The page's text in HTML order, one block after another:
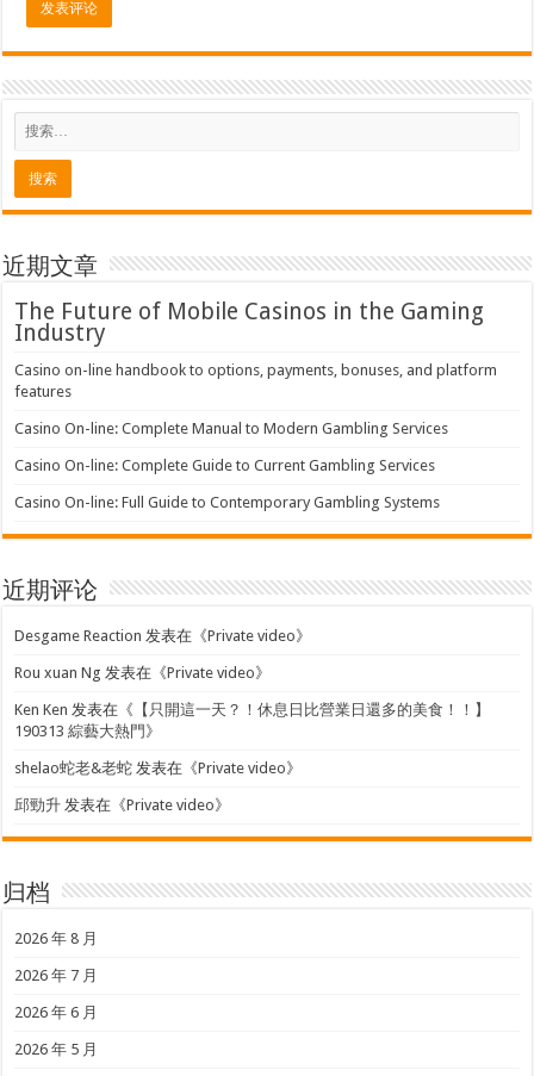
近期文章
The Future of Mobile Casinos in the Gaming
Industry
Casino on-line handbook to options, payments, bonuses, and platform
features
Casino On-line: Complete Manual to Modern Gambling Services
Casino On-line: Complete Guide to Current Gambling Services
Casino On-line: Full Guide to Contemporary Gambling Systems
近期评论
Desgame Reaction 发表在《Private video》
Rou xuan Ng 发表在《Private video》
Ken Ken 发表在《 【只開這一天？！休息日比營業日還多的美食！！】
190313 綜藝大熱門 》
shelao蛇老&老蛇 发表在《Private video》
邱勁升 发表在《Private video》
归档
2026 年 8 月
2026 年 7 月
2026 年 6 月
2026 年 5 月